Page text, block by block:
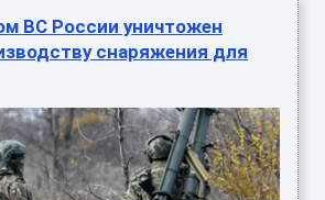
ВС России уничтожен
снаряжения для